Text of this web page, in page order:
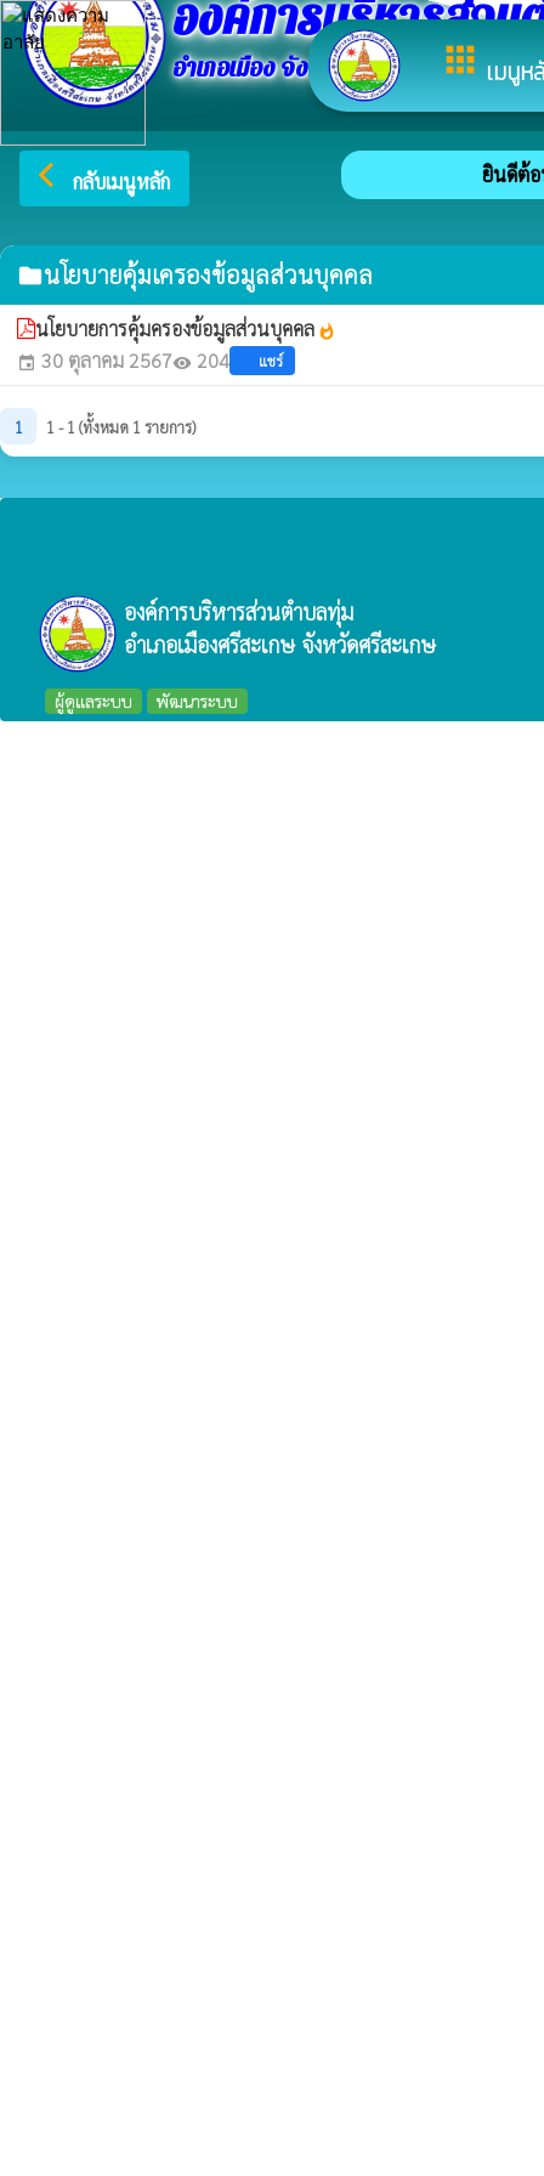
appsเมนูห
องค์การบริหารส่วน
อำเภอเมือง จังหวัดศรีสะเกษ
arrow_back_ios กลับเมนูหลัก ยินดีต้อ
folderนโยบายคุ้มเครองข้อมูลส่วนบุคคล
นโยบายการคุ้มครองข้อมูลส่วนบุคคล whatshot
event 30 ตุลาคม 2567visibility 204 แชร์
1 1 - 1 (ทั้งหมด 1 รายการ)
องค์การบริหารส่วนตำบลทุ่ม
อำเภอเมืองศรีสะเกษ จังหวัดศรีสะเกษ
ผู้ดูแลระบบ พัฒนาระบบ